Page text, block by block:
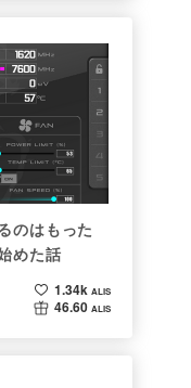
のはもった
めた話
1.34k ALIS
46.60 ALIS